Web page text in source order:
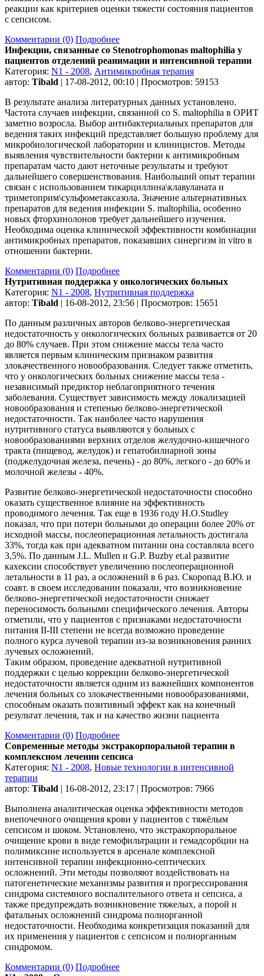
реакции как критериев оценки тяжести состояния пациентов
с сепсисом.
Комментарии (0) Подробнее
Инфекции, связанные со Stenotrophomonas maltophilia у
пациентов отделений реанимации и интенсивной терапии
Категория: N1 - 2008, Антимикробная терапия
автор: Tibald | 17-08-2012, 00:10 | Просмотров: 59153
В результате анализа литературных данных установлено.
Частота случаев инфекции, связанной со S. maltophilia в ОРИТ
заметно возросла. Выбор антибактериальных препаратов для
ведения таких инфекций представляет большую проблему для
микробиологической лаборатории и клиницистов. Методы
выявления чувствительности бактерии к антимикробным
препаратам часто дают неточные результаты и требуют
дальнейшего совершенствования. Наибольший опыт терапии
связан с использованием тикарциллина\клавуланата и
триметоприм\сульфометаксазола. Значение альтернативных
препаратов для ведения инфекции S. maltophilia, особенно
новых фторхинолонов требует дальнейшего изучения.
Необходима оценка клинической эффективности комбинации
антимикробных препаратов, показавших синергизм in vitro в
отношении бактерии.
Комментарии (0) Подробнее
Нутритивная поддержка у онкологических больных
Категория: N1 - 2008, Нутритивная поддержка
автор: Tibald | 16-08-2012, 23:56 | Просмотров: 15651
По данным различных авторов белково-энергетическая
недостаточность у онкологических больных развивается от 20
до 80% случаев. При этом снижение массы тела часто
является первым клиническим признаком развития
злокачественного новообразования. Следует также отметить,
что у онкологических больных снижение массы тела -
независимый предиктор неблагоприятного течения
заболевания. Существует зависимость между локализацией
новообразования и степенью белково-энергетической
недостаточности. Так наиболее часто нарушения
нутритивного статуса выявляются у больных с
новообразованиями верхних отделов желудочно-кишечного
тракта (пищевод, желудок) и гепатобилиарной зоны
(поджелудочная железа, печень) - до 80%, легкого - до 60% и
молочной железы - 40%.
Развитие белково-энергетической недостаточности способно
оказать существенное влияние на эффективность
проводимого лечения. Так еще в 1936 году H.O.Studley
показал, что при потери больными до операции более 20% от
исходной массы, послеоперационная летальность достигала
33%, тогда как при адекватном питании она составляла всего
3,5%. По данным J.L. Mullen и G.P. Buzby et.al развитие
кахексии способствует увеличению послеоперационной
летальности в 11 раз, а осложнений в 6 раз. Скоропад В.Ю. и
соавт. в своем исследовании показали, что возникновение
белково-энергетической недостаточности снижает
переносимость больными специфического лечения. Авторы
отметили, что у пациентов с признаками недостаточности
питания II-III степени не всегда возможно проведение
полного курса лучевой терапии из-за возникновения ранних
лучевых осложнений.
Таким образом, проведение адекватной нутритивной
поддержки с целью коррекции белково-энергетической
недостаточности является одним из важнейших компонентов
лечения больных со злокачественными новообразованиями,
способным оказать позитивный эффект как на конечный
результат лечения, так и на качество жизни пациента
Комментарии (0) Подробнее
Современные методы экстракорпоральной терапии в
комплексном лечении сепсиса
Категория: N1 - 2008, Новые технологии в интенсивной
терапии
автор: Tibald | 16-08-2012, 23:17 | Просмотров: 7966
Выполнена аналитическая оценка эффективности методов
внепочечного очищения крови у пациентов с тяжёлым
сепсисом и шоком. Установлено, что экстракорпоральное
очищение крови в виде гемофильтрации и гемадсорбции на
полимиксине используется в арсенале комплексной
интенсивной терапии инфекционно-септических
осложнений. Эти методы позволяют воздействовать на
патогенетические механизмы развития и прогрессирования
синдрома системного воспалительного ответа и сепсиса, а
также предупреждать возникновение тяжелых, а порой и
фатальных осложнений синдрома полиорганной
недостаточности. Необходима конкретизация показаний для
их применения у пациентов с сепсисом и полиорганным
синдромом.
Комментарии (0) Подробнее